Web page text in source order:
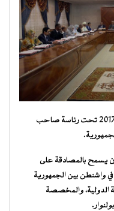
اجتمع مجلس الوزراء يوم الخميس 9 نوفمبر 2017 تحت رئاسة صاحب
يسمح بالمصادقة على
اتفاقية القرض الموقعة بتاريخ 13 أكتوبر2017 في واشنطن بين الجمهورية
الدولية، والمخصصة